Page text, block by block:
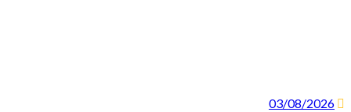
03/08/2026